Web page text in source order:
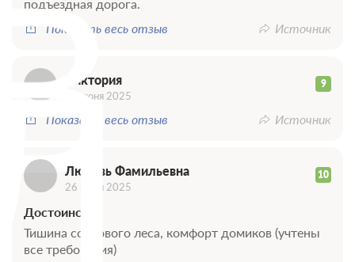
Недостаточно мест Забронировать
подъездная дорога.
Показать весь отзыв
Источник
Виктория 9
29 июня 2025
Показать весь отзыв Источник
Любовь Фамильевна 10
26 июня 2025
Достоинства
Тишина соснового леса, комфорт домиков (учтены
все требования)